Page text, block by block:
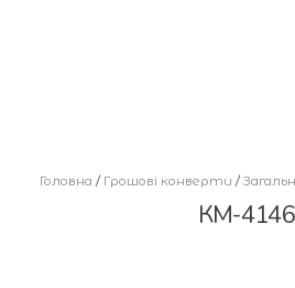
Головна / Грошові конверти /
КМ-4146